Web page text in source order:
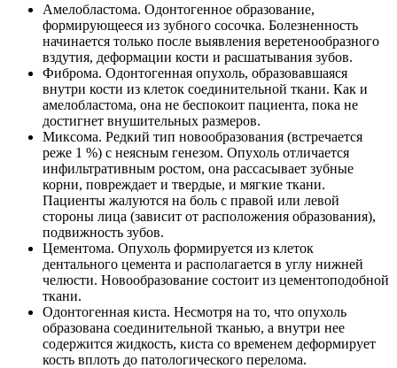
Амелобластома. Одонтогенное образование,
формирующееся из зубного сосочка. Болезненность
начинается только после выявления веретенообразного
вздутия, деформации кости и расшатывания зубов.
Фиброма. Одонтогенная опухоль, образовавшаяся
внутри кости из клеток соединительной ткани. Как и
амелобластома, она не беспокоит пациента, пока не
достигнет внушительных размеров.
Миксома. Редкий тип новообразования (встречается
реже 1 %) с неясным генезом. Опухоль отличается
инфильтративным ростом, она рассасывает зубные
корни, повреждает и твердые, и мягкие ткани.
Пациенты жалуются на боль с правой или левой
стороны лица (зависит от расположения образования),
подвижность зубов.
Цементома. Опухоль формируется из клеток
дентального цемента и располагается в углу нижней
челюсти. Новообразование состоит из цементоподобной
ткани.
Одонтогенная киста. Несмотря на то, что опухоль
образована соединительной тканью, а внутри нее
содержится жидкость, киста со временем деформирует
кость вплоть до патологического перелома.